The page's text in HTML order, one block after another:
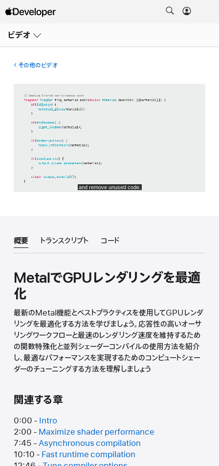
ビデオ
ー
その他のビデオ
概要 トランスクリプト コード
MetalでGPUレンダリングを最適
化
最新のMetal機能とベストプラクティスを使用してGPUレンダ
リングを最適化する方法を学びましょう。応答性の高いオーサ
リングワークフローと最速のレンダリング速度を維持するため
の関数特殊化と並列シェーダーコンパイルの使用方法を紹介
し、最適なパフォーマンスを実現するためのコンピュートシェー
ダーのチューニングする方法を理解しましょう
関連する章
0:00 - Intro
2:00 - Maximize shader performance
7:45 - Asynchronous compilation
10:10 - Fast runtime compilation